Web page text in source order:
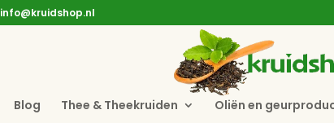
info@kruidshop.nl
Blog Thee & Theekruiden Oliën en